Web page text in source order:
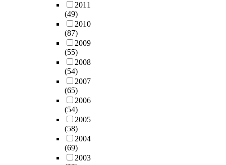
2011
(49)
2010
(87)
2009
(55)
2008
(54)
2007
(65)
2006
(54)
2005
(58)
2004
(69)
2003